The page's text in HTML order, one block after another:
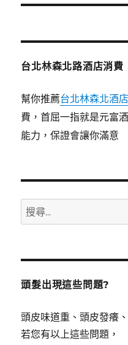
文
台北林森北路酒店消費
幫你推薦台北林森北酒店
費，首屈一指就是元富
能力，保證會讓你滿意
搜
尋
鍵
頭髮出現這些問題?
頭皮味道重、頭皮發癢
若您有以上這些問題，